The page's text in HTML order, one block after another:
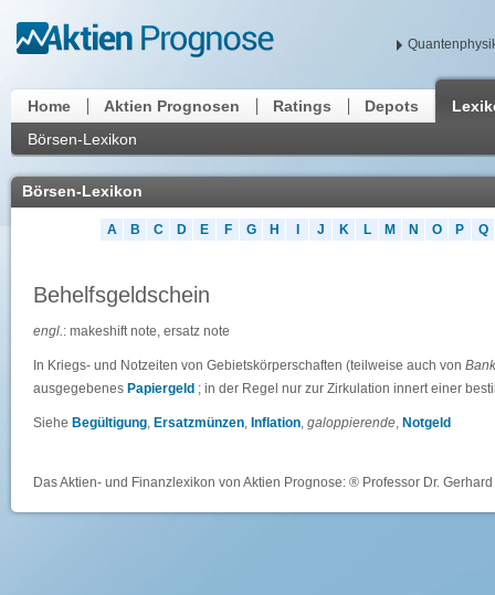
Home Aktien Prognosen Ratings Depots
Börsen-Lexikon
Börsen-Lexikon
A B C D E F G H J K L M N O P Q
Behelfsgeldschein
engl.: makeshift note, ersatz note
In Kriegs- und Notzeiten von Gebietskörperschaften (teilweise auch von
ausgegebenes Papiergeld ; in der Regel nur zur Zirkulation innert einer
Siehe Begültigung, Ersatzmünzen, Inflation, galoppierende, Notgeld
Das Aktien- und Finanzlexikon von Aktien Prognose: ® Professor Dr.